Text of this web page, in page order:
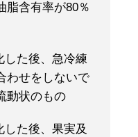
脂含有率が80％
した後、急冷練
わせをしないで
動状のもの
た後、果実及